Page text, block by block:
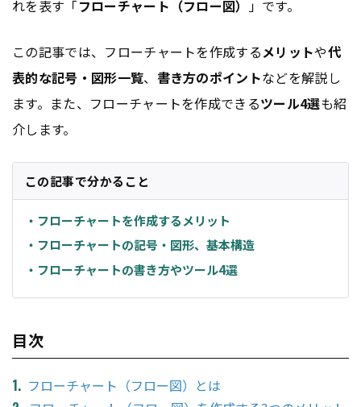
れを表す「フローチャート（フロー図） 」です。
この記事では、フローチャートを作成するメリットや代
表的な記号・図形一覧、 書き方のポイントなどを解説し
ます。また、フローチャートを作成できるツール4選も紹
介します。
この記事で分かること
・フローチャートを作成するメリット
・フローチャートの記号・図形、基本構造
・フローチャートの書き方やツール4選
目次
フローチャート（フロー図）とは